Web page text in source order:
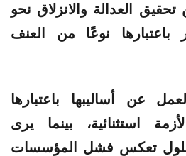
العدالة والانزلاق نحو
نوعًا من العنف
عن أساليبها باعتبارها
استثنائية، بينما يرى
تعكس فشل المؤسسات